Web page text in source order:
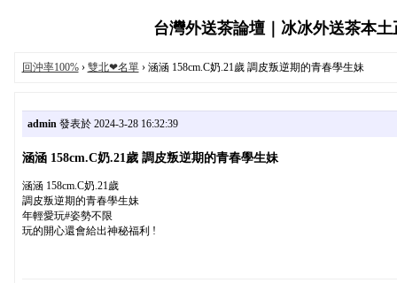
台灣外送茶論壇｜冰冰外送茶本
回沖率100%› 雙北❤名單› 涵涵 158cm.C奶.21歲 調皮叛逆期的青春學生妹
admin發表於 2024-3-28 16:32:39
涵涵 158cm.C奶.21歲 調皮叛逆期的青春學生妹
涵涵 158cm.C奶.21歲
調皮叛逆期的青春學生妹
年輕愛玩#姿勢不限
玩的開心還會給出神秘福利 !